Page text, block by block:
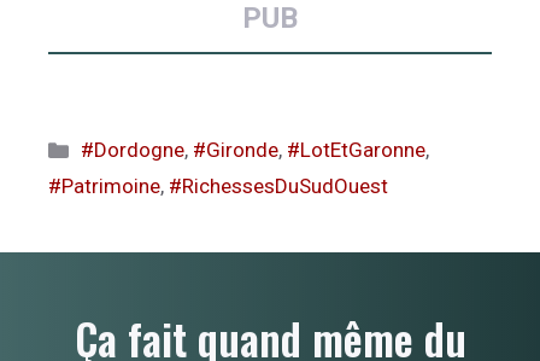
PUB
Catégories
#Dordogne, #Gironde, #LotEtGaronne,
#Patrimoine, #RichessesDuSudOuest
Ça fait quand même du